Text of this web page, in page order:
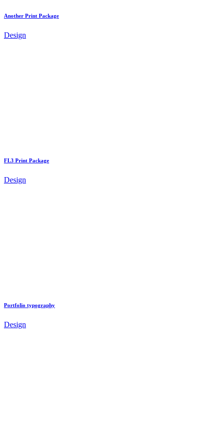
Another Print Package
Design
FL3 Print Package
Design
Portfolio typography
Design